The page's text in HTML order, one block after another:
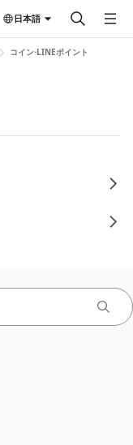
日本語
コイン⋅LINEポイント